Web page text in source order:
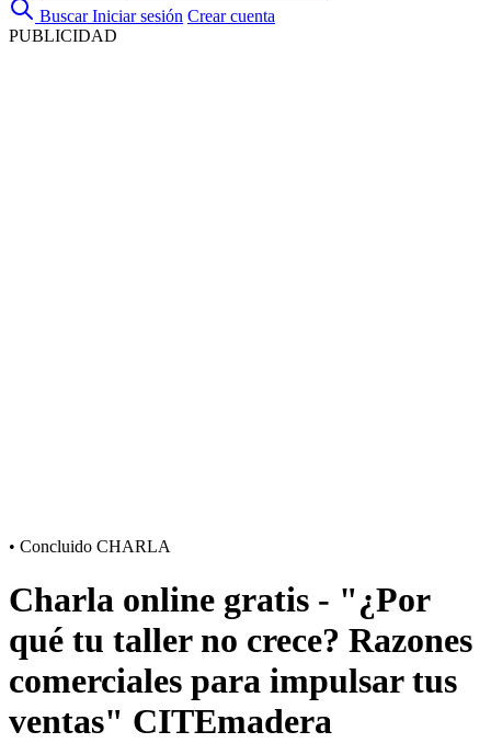
Buscar Iniciar sesión Crear cuenta
PUBLICIDAD
• Concluido CHARLA
Charla online gratis - "¿Por
qué tu taller no crece? Razones
comerciales para impulsar tus
ventas" CITEmadera